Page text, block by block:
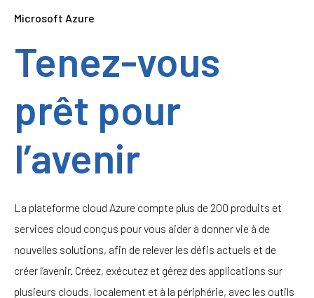
Microsoft Azure
Tenez-vous
prêt pour
l’avenir
La plateforme cloud Azure compte plus de 200 produits et
services cloud conçus pour vous aider à donner vie à de
nouvelles solutions, afin de relever les défis actuels et de
créer l’avenir. Créez, exécutez et gérez des applications sur
plusieurs clouds, localement et à la périphérie, avec les outils